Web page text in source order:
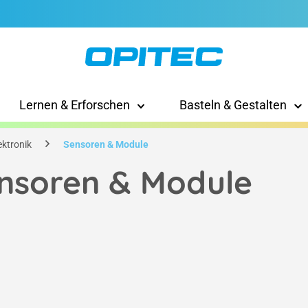
Lernen & Erforschen Basteln & Gestalten
Sensoren & Module
& Module